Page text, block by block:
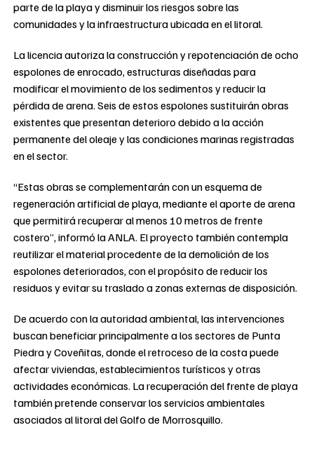
parte de la playa y disminuir los riesgos sobre las
comunidades y la infraestructura ubicada en el litoral.
La licencia autoriza la construcción y repotenciación de ocho
espolones de enrocado, estructuras diseñadas para
modificar el movimiento de los sedimentos y reducir la
pérdida de arena. Seis de estos espolones sustituirán obras
existentes que presentan deterioro debido a la acción
permanente del oleaje y las condiciones marinas registradas
en el sector.
“Estas obras se complementarán con un esquema de
regeneración artificial de playa, mediante el aporte de arena
que permitirá recuperar al menos 10 metros de frente
costero”, informó la ANLA. El proyecto también contempla
reutilizar el material procedente de la demolición de los
espolones deteriorados, con el propósito de reducir los
residuos y evitar su traslado a zonas externas de disposición.
De acuerdo con la autoridad ambiental, las intervenciones
buscan beneficiar principalmente a los sectores de Punta
Piedra y Coveñitas, donde el retroceso de la costa puede
afectar viviendas, establecimientos turísticos y otras
actividades económicas. La recuperación del frente de playa
también pretende conservar los servicios ambientales
asociados al litoral del Golfo de Morrosquillo.